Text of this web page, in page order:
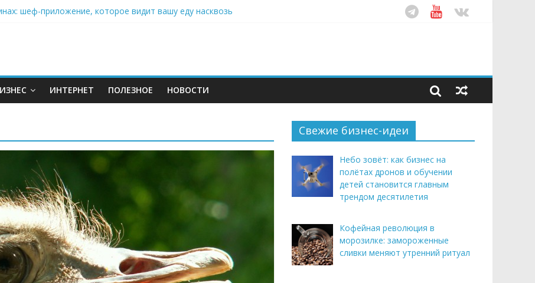
шеф-приложение, которое видит вашу еду насквозь
ИНТЕРНЕТ ПОЛЕЗНОЕ НОВОСТИ
Свежие бизнес-идеи
Небо зовёт: как бизнес на
полётах дронов и обучении
детей становится главным
трендом десятилетия
Кофейная революция в
морозилке: замороженные
сливки меняют утренний ритуал